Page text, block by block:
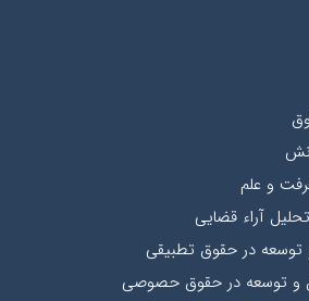
و علم
آراء قضایی
توسعه در حقوق تطبیقی
و توسعه در حقوق حصوصی